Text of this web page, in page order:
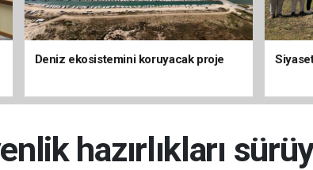
Deniz ekosistemini koruyacak proje
hazırlıkları